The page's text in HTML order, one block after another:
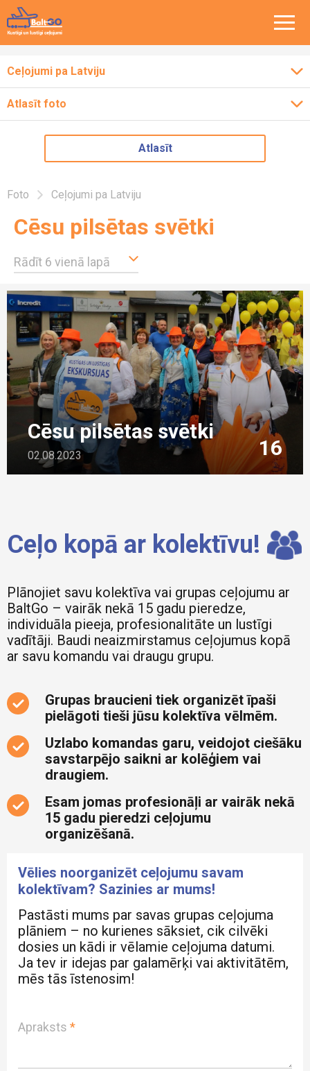
Ceļojumi pa Latviju
Ceļojumi pa Baltiju
Ceļojumi pa Latviju
Atlasīt foto
2023
2022
Atlasīt
Foto Ceļojumi pa Latviju
Cēsu pilsētas svētki
Rādīt vienā lapā
Rādīt 6 vienā lapā
Cēsu pilsētas svētki
02.08.2023 16
Ceļo kopā ar kolektīvu!
Plānojiet savu kolektīva vai grupas ceļojumu ar
BaltGo – vairāk nekā 15 gadu pieredze,
individuāla pieeja, profesionalitāte un lustīgi
vadītāji. Baudi neaizmirstamus ceļojumus kopā
ar savu komandu vai draugu grupu.
Grupas braucieni tiek organizēt īpaši
pielāgoti tieši jūsu kolektīva vēlmēm.
Uzlabo komandas garu, veidojot ciešāku
savstarpējo saikni ar kolēģiem vai
draugiem.
Esam jomas profesionāļi ar vairāk nekā
15 gadu pieredzi ceļojumu
organizēšanā.
Vēlies noorganizēt ceļojumu savam
kolektīvam? Sazinies ar mums!
Pastāsti mums par savas grupas ceļojuma
plāniem – no kurienes sāksiet, cik cilvēki
dosies un kādi ir vēlamie ceļojuma datumi.
Ja tev ir idejas par galamērķi vai aktivitātēm,
mēs tās īstenosim!
Apraksts *